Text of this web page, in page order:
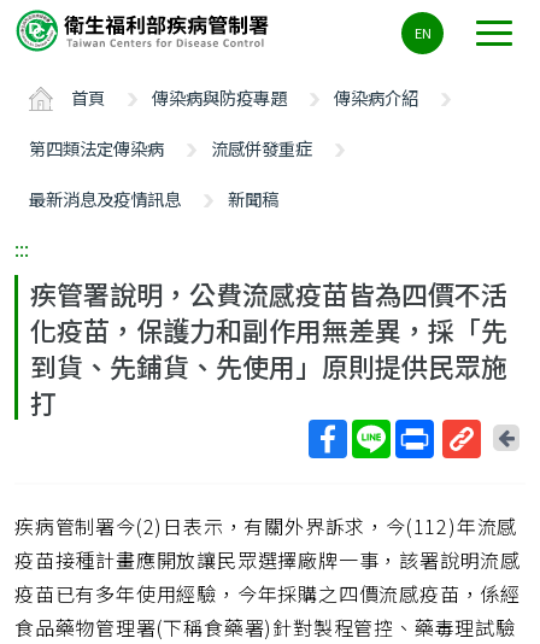
要
ALT+C
EN
首頁 傳染病與防疫專題
傳染病介紹
第四類法定傳染病
流感併發重症
最新消息及疫情訊息
新聞稿
:::
疾管署說明，公費流感疫苗皆為四價不活
化疫苗，保護力和副作用無差異，採「先
到貨、先鋪貨、先使用」原則提供民眾施
打
短
網
址
回
疾病管制署今(2)日表示，有關外界訴求，今(112)年流感
疫苗接種計畫應開放讓民眾選擇廠牌一事，該署說明流感
疫苗已有多年使用經驗，今年採購之四價流感疫苗，係經
食品藥物管理署(下稱食藥署)針對製程管控、藥毒理試驗